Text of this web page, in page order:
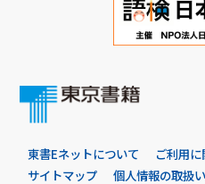
東書Eネットについて ご利用
サイトマップ
個人情報の取扱